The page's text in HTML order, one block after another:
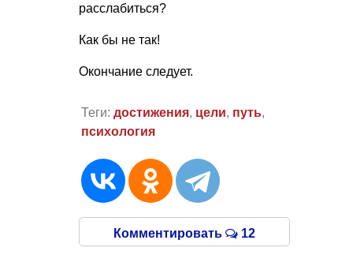
расслабиться?
Как бы не так!
Окончание следует.
Теги: достижения, цели, путь,
психология
Комментировать 12